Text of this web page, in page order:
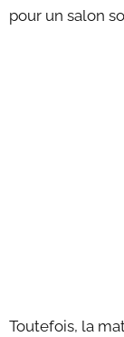
pour un salon
Toutefois, la